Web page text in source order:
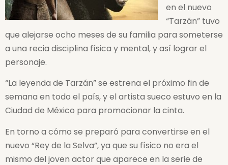
en el nuevo
“Tarzán” tuvo
que alejarse ocho meses de su familia para someterse
a una recia disciplina física y mental, y así lograr el
personaje.
“La leyenda de Tarzán” se estrena el próximo fin de
semana en todo el país, y el artista sueco estuvo en la
Ciudad de México para promocionar la cinta.
En torno a cómo se preparó para convertirse en el
nuevo “Rey de la Selva”, ya que su físico no era el
mismo del joven actor que aparece en la serie de